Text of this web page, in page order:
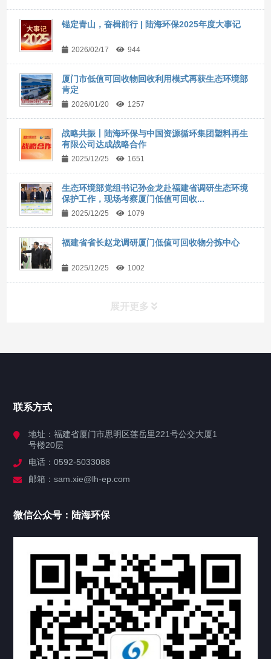
锚定青山，奋楫前行 | 陆海环保2025年度大事记
2026/02/17 944
厦门市低值可回收物回收利用模式再获生态环境部
肯定
2026/01/20 1257
战略共振丨陆海环保与中国资源循环集团塑料再生
有限公司达成战略合作
2025/12/25 1651
生态环境部党组书记孙金龙赴福建省调研生态环境
保护工作，现场考察厦门低值可回收...
2025/12/25 1079
福建省省长赵龙调研厦门低值可回收物分拣中心
2025/12/25 1002
展开更多
网站导航
产品中心
新闻公告
投资者关系
联系我们
联系方式
地址：福建省厦门市思明区莲岳里221号公交大厦1
号楼20层
电话：0592-5033088
邮箱：sam.xie@lh-ep.com
微信公众号：陆海环保